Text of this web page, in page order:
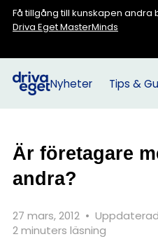
Få tillgång till kunskapen
Driva Eget MasterMinds
Nyheter Tips &
Är företagare
andra?
27 mars, 2012 •
2 minuters läsning